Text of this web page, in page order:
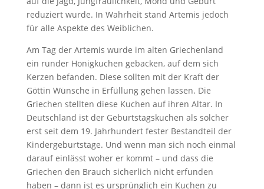
reduziert wurde. In Wahrheit stand Artemis jedoch
für alle Aspekte des Weiblichen.
Am Tag der Artemis wurde im alten Griechenland
ein runder Honigkuchen gebacken, auf dem sich
Kerzen befanden. Diese sollten mit der Kraft der
Göttin Wünsche in Erfüllung gehen lassen. Die
Griechen stellten diese Kuchen auf ihren Altar. In
Deutschland ist der Geburtstagskuchen als solcher
erst seit dem 19. Jahrhundert fester Bestandteil der
Kindergeburtstage. Und wenn man sich noch einmal
darauf einlässt woher er kommt – und dass die
Griechen den Brauch sicherlich nicht erfunden
haben – dann ist es ursprünglich ein Kuchen zu